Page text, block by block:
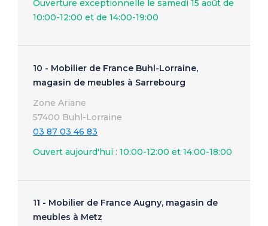
Ouverture exceptionnelle le samedi 15 août de
10:00-12:00 et de 14:00-19:00
10 - Mobilier de France Buhl-Lorraine,
magasin de meubles à Sarrebourg
Zone Ariane
57400 Buhl-Lorraine
03 87 03 46 83
Ouvert aujourd'hui : 10:00-12:00 et 14:00-18:00
11 - Mobilier de France Augny, magasin de
meubles à Metz